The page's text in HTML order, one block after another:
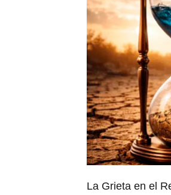
La Grieta en el